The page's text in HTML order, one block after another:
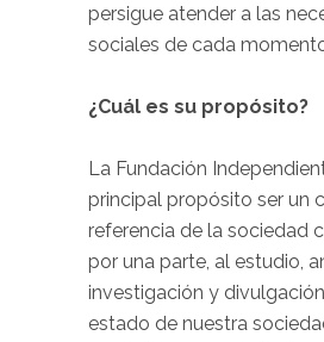
persigue atender a las
sociales de cada
¿Cuál es su propósito?
La Fundación
principal propósito ser un
referencia de la sociedad
por una parte, al estudio,
investigación y
estado de nuestra